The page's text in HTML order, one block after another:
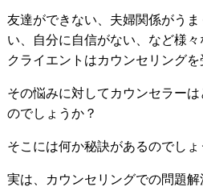
友達ができない、夫婦関係がう
い、自分に自信がない、など様々
クライエントはカウンセリングを
その悩みに対してカウンセラー
のでしょうか？
そこには何か秘訣があるのでしょ
実は、カウンセリングでの問題解